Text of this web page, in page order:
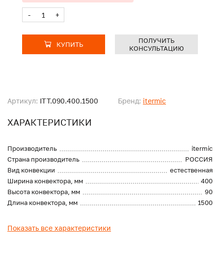
Артикул: ITT.090.400.1500 Бренд: itermic
ХАРАКТЕРИСТИКИ
Производитель
itermic
Страна производитель
РОССИЯ
Вид конвекции
естественная
Ширина конвектора, мм
400
Высота конвектора, мм
90
Длина конвектора, мм
1500
Показать все характеристики
- +
КУПИТЬ
ПОЛУЧИТЬ
КОНСУЛЬТАЦИЮ